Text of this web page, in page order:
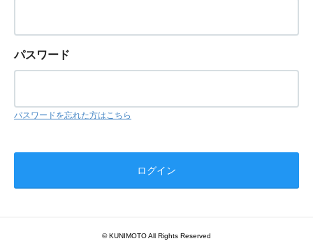
パスワード
パスワードを忘れた方はこちら
© KUNIMOTO All Rights Reserved